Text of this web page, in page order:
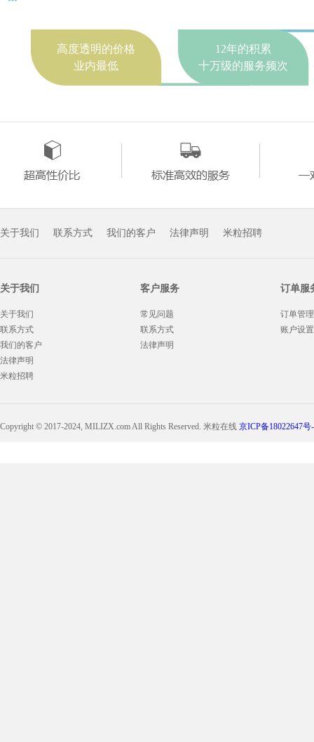
高度透明的价格
业内最低
12年的积累
十万级的服务频次
关于我们 联系方式 我们的客户 法律声明 米粒招聘
关于我们
关于我们
联系方式
我们的客户
法律声明
米粒招聘
客户服务
常见问题
联系方式
法律声明
订单服
订单管理
账户设置
Copyright © 2017-2024, MILIZX.com All Rights Reserved. 米粒在线 京ICP备18022647号